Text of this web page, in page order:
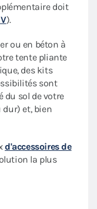
doit
).
ou en béton à
tente pliante
des kits
sont
du sol de votre
et, bien
d'accessoires de
la plus